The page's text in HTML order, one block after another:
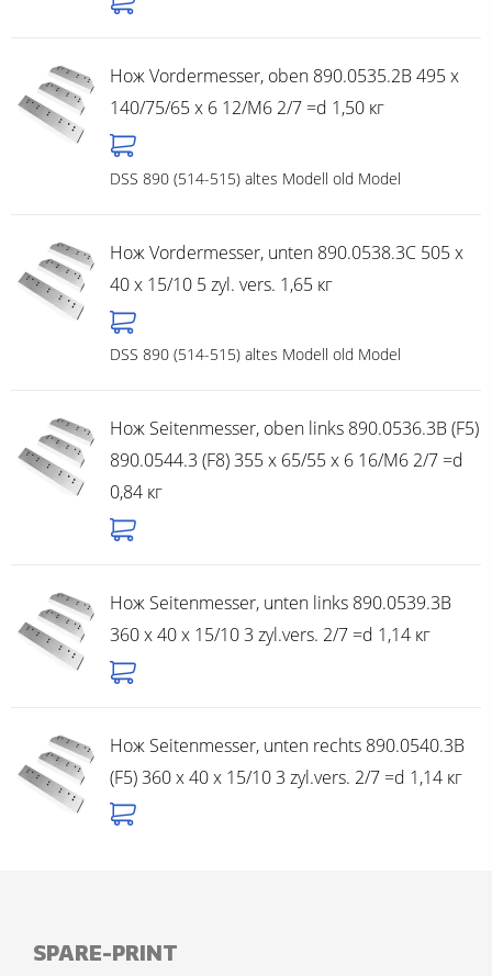
Нож Vordermesser, oben 890.0535.2B 495 x
140/75/65 x 6 12/M6 2/7 =d 1,50 кг
DSS 890 (514-515) altes Modell old Model
Нож Vordermesser, unten 890.0538.3C 505 x
40 x 15/10 5 zyl. vers. 1,65 кг
DSS 890 (514-515) altes Modell old Model
Нож Seitenmesser, oben links 890.0536.3B (F5)
890.0544.3 (F8) 355 x 65/55 x 6 16/M6 2/7 =d
0,84 кг
Нож Seitenmesser, unten links 890.0539.3B
360 x 40 x 15/10 3 zyl.vers. 2/7 =d 1,14 кг
Нож Seitenmesser, unten rechts 890.0540.3B
(F5) 360 x 40 x 15/10 3 zyl.vers. 2/7 =d 1,14 кг
SPARE-PRINT